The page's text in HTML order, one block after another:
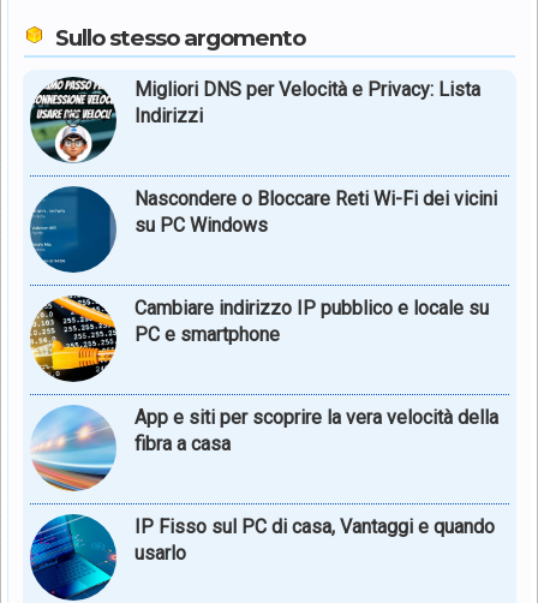
Sullo stesso argomento
Migliori DNS per Velocità e Privacy: Lista
Indirizzi
Nascondere o Bloccare Reti Wi-Fi dei vicini
su PC Windows
Cambiare indirizzo IP pubblico e locale su
PC e smartphone
App e siti per scoprire la vera velocità della
fibra a casa
IP Fisso sul PC di casa, Vantaggi e quando
usarlo